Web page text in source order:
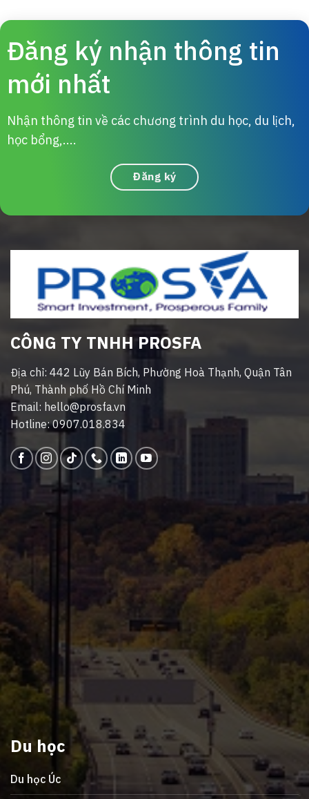
Đăng ký nhận thông tin
mới nhất
Nhận thông tin về các chương trình du học, du lịch,
học bổng,....
Đăng ký
CÔNG TY TNHH PROSFA
Địa chỉ: 442 Lũy Bán Bích, Phường Hoà Thạnh, Quận Tân
Phú, Thành phố Hồ Chí Minh
Email: hello@prosfa.vn
Hotline: 0907.018.834
Du học
Du học Úc